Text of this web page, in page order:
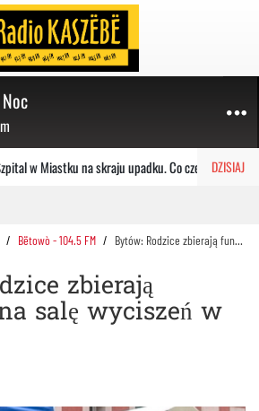
DZISIAJ
w Miastku na skraju upadku. Co czeka placówkę?
Bëtowò - 104.5 FM Bytów: Rodzice zbierają fundusze na salę wyciszeń w szkole
zbierają
salę wyciszeń w